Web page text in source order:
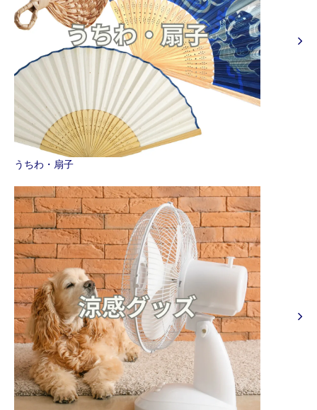
うちわ・扇子